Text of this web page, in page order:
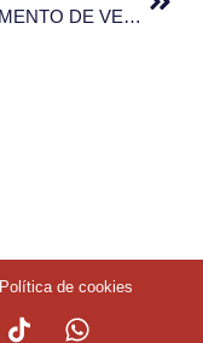
CAMPAMENTO DE VERANO EN EL PABELLÓN CUBIERTO
Política de cookies